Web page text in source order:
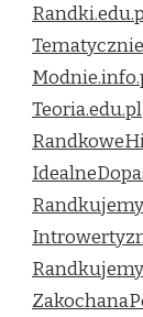
Teoria.edu.pl